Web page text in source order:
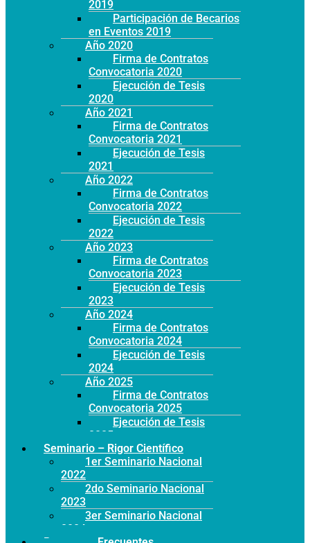
2019
Participación de Becarios
en Eventos 2019
Año 2020
Firma de Contratos
Convocatoria 2020
Ejecución de Tesis
2020
Año 2021
Firma de Contratos
Convocatoria 2021
Ejecución de Tesis
2021
Año 2022
Firma de Contratos
Convocatoria 2022
Ejecución de Tesis
2022
Año 2023
Firma de Contratos
Convocatoria 2023
Ejecución de Tesis
2023
Año 2024
Firma de Contratos
Convocatoria 2024
Ejecución de Tesis
2024
Año 2025
Firma de Contratos
Convocatoria 2025
Ejecución de Tesis
2025
Seminario – Rigor Científico
1er Seminario Nacional
2022
2do Seminario Nacional
2023
3er Seminario Nacional
2024